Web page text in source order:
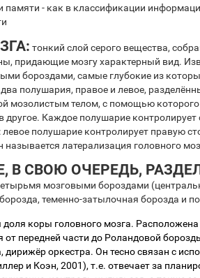
- как в классификации
тонкий слой серого вещества,
придающие мозгу характерный вид.
бороздами, самые глубокие из
полушария, правое и левое,
мозолистым телом, с помощью
другое. Каждое полушарие контролирует
полушарие контролирует правую
латерализация головного
СВОЮ ОЧЕРЕДЬ,
мозговыми бороздами
теменно-затылочная борозда и
коры головного мозга. Расположена
от передней части до Роландовой
дирижёр оркестра. Он тесно связан с
и Коэн, 2001), т.е. отвечает за